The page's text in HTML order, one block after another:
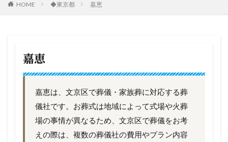
HOME ◆東京都 嘉恵
嘉恵
嘉恵は、文京区で葬儀・家族葬に対応する葬
儀社です。お葬式は地域によって式場や火葬
場の事情が異なるため、文京区で葬儀をお考
えの際は、複数の葬儀社の費用やプラン内容